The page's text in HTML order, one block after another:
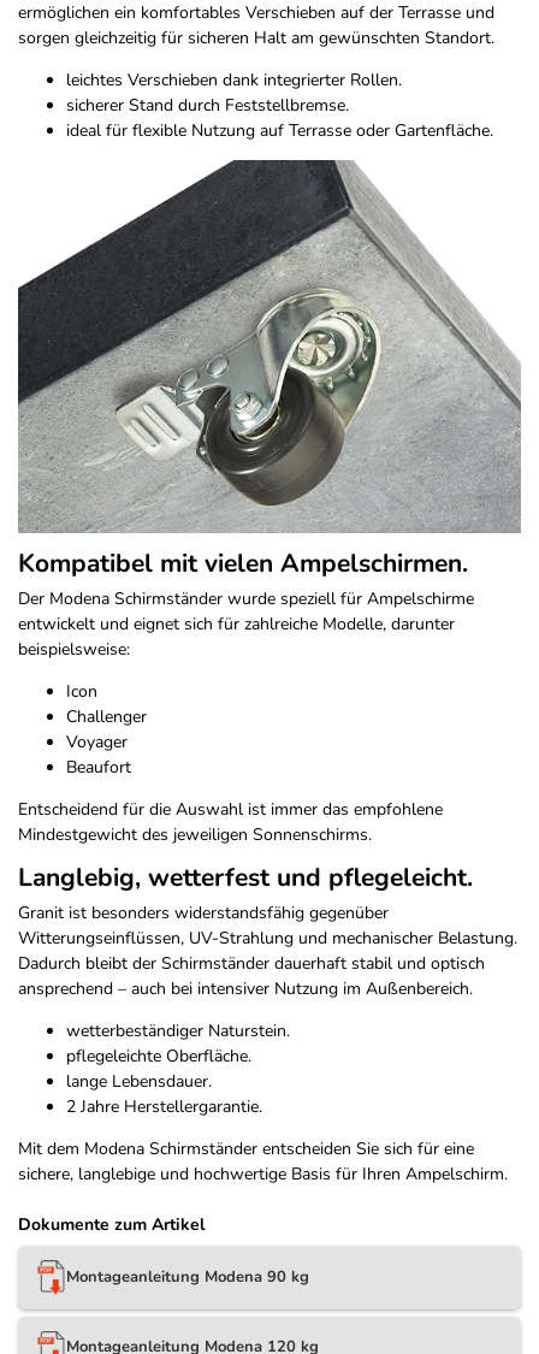
ermöglichen ein komfortables Verschieben auf der Terrasse und
sorgen gleichzeitig für sicheren Halt am gewünschten Standort.
leichtes Verschieben dank integrierter Rollen.
sicherer Stand durch Feststellbremse.
ideal für flexible Nutzung auf Terrasse oder Gartenfläche.
Kompatibel mit vielen Ampelschirmen.
Der Modena Schirmständer wurde speziell für Ampelschirme
entwickelt und eignet sich für zahlreiche Modelle, darunter
beispielsweise:
Icon
Challenger
Voyager
Beaufort
Entscheidend für die Auswahl ist immer das empfohlene
Mindestgewicht des jeweiligen Sonnenschirms.
Langlebig, wetterfest und pflegeleicht.
Granit ist besonders widerstandsfähig gegenüber
Witterungseinflüssen, UV-Strahlung und mechanischer Belastung.
Dadurch bleibt der Schirmständer dauerhaft stabil und optisch
ansprechend – auch bei intensiver Nutzung im Außenbereich.
wetterbeständiger Naturstein.
pflegeleichte Oberfläche.
lange Lebensdauer.
2 Jahre Herstellergarantie.
Mit dem Modena Schirmständer entscheiden Sie sich für eine
sichere, langlebige und hochwertige Basis für Ihren Ampelschirm.
Dokumente zum Artikel
Montageanleitung Modena 90 kg
Montageanleitung Modena 120 kg